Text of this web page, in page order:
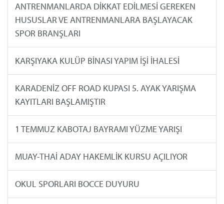
ANTRENMANLARDA DİKKAT EDİLMESİ GEREKEN
HUSUSLAR VE ANTRENMANLARA BAŞLAYACAK
SPOR BRANŞLARI
KARŞIYAKA KULÜP BİNASI YAPIM İŞİ İHALESİ
KARADENİZ OFF ROAD KUPASI 5. AYAK YARIŞMA
KAYITLARI BAŞLAMIŞTIR
1 TEMMUZ KABOTAJ BAYRAMI YÜZME YARIŞI
MUAY-THAİ ADAY HAKEMLİK KURSU AÇILIYOR
OKUL SPORLARI BOCCE DUYURU